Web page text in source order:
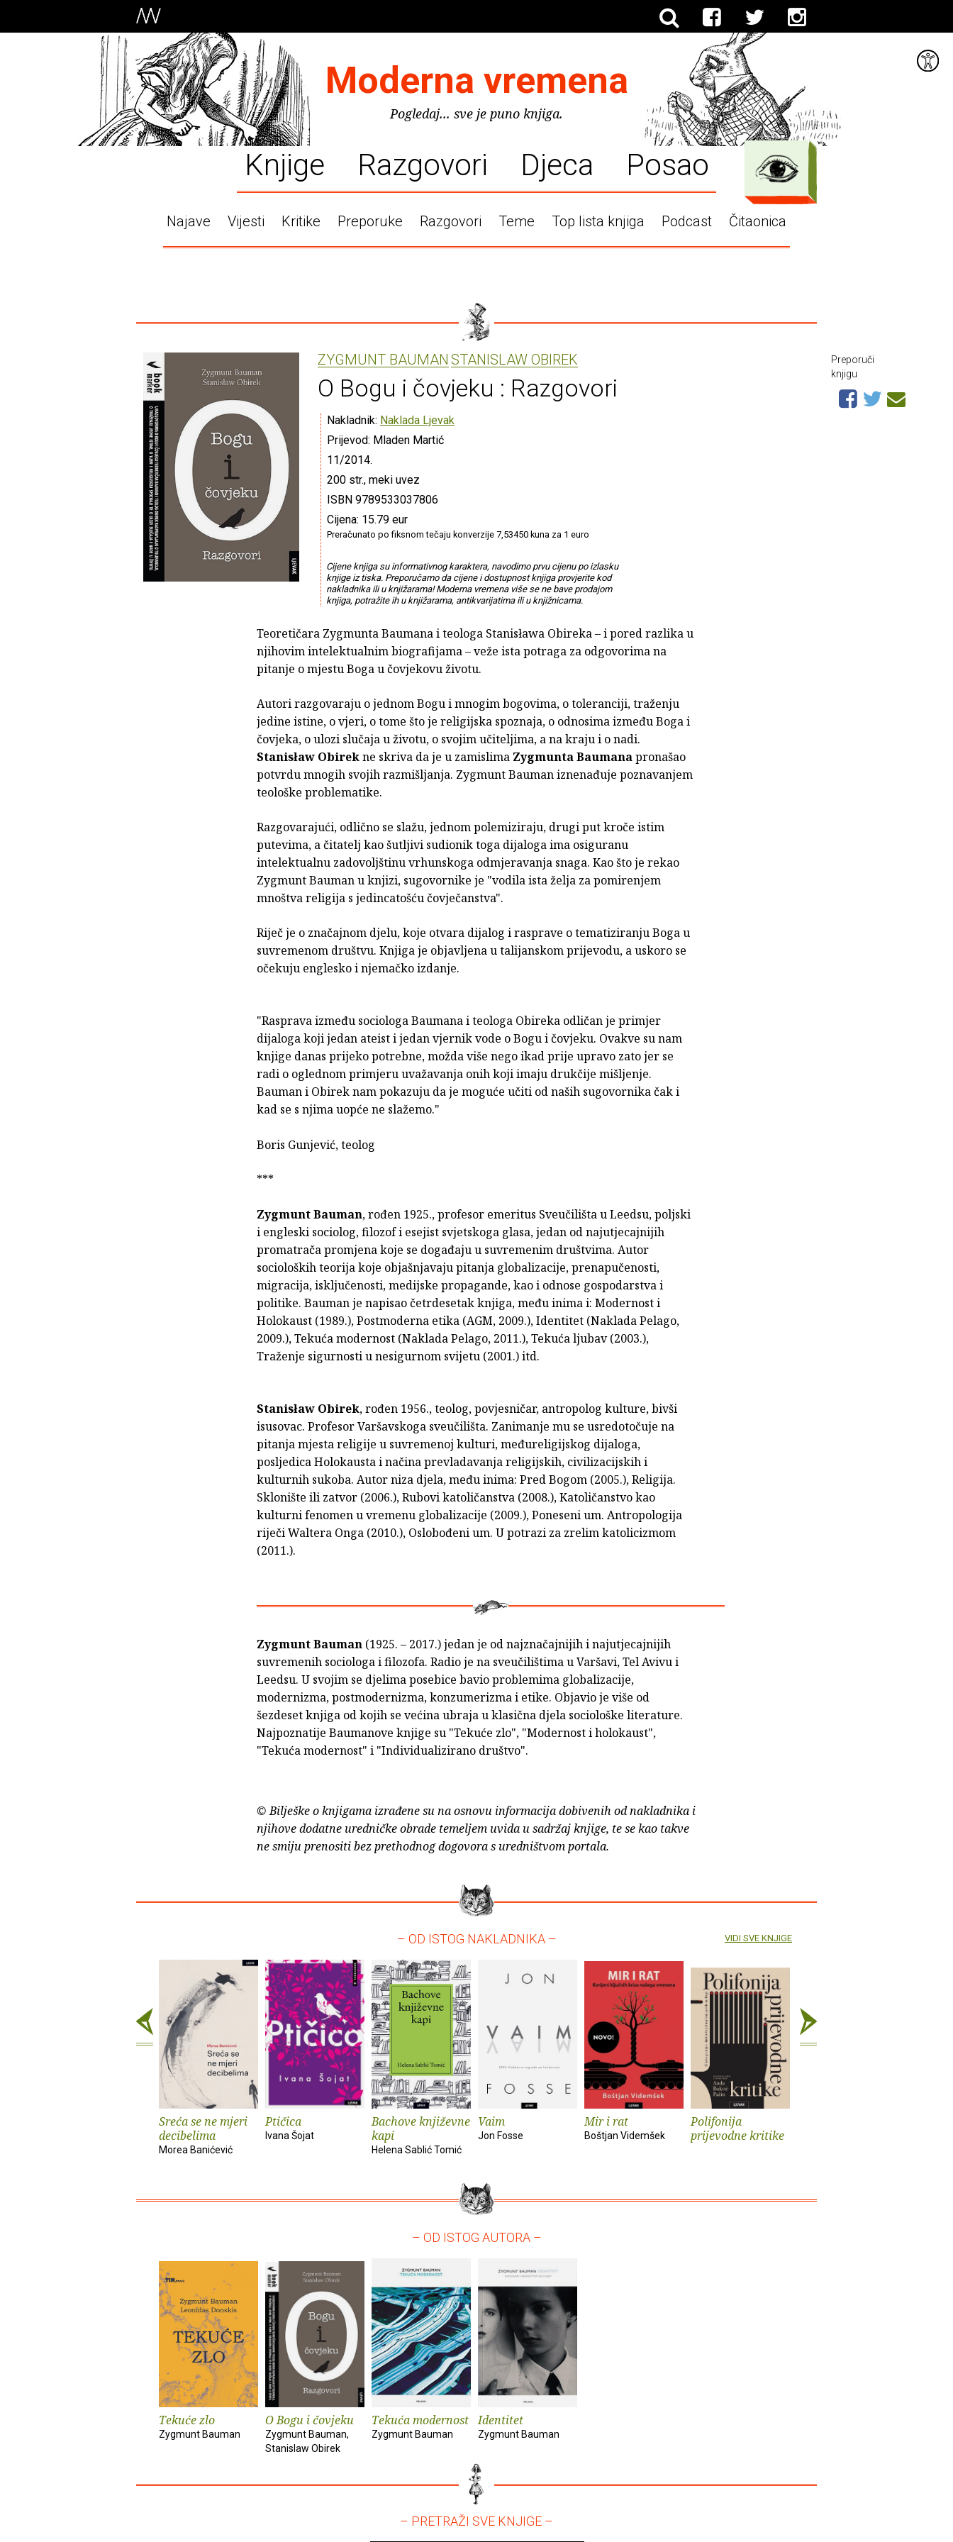
Moderna vremena
Pogledaj... sve je puno knjiga.
Knjige Razgovori Djeca Posao
Najave Vijesti Kritike Preporuke Razgovori Teme Top lista knjiga Podcast Čitaonica
ZYGMUNT BAUMAN STANISLAW OBIREK
O Bogu i čovjeku : Razgovori
Nakladnik: Naklada Ljevak
Prijevod: Mladen Martić
11/2014.
200 str., meki uvez
ISBN 9789533037806
Cijena: 15.79 eur
Preračunato po fiksnom tečaju konverzije 7,53450 kuna za 1 euro
Cijene knjiga su informativnog karaktera, navodimo prvu cijenu po izlasku
knjige iz tiska. Preporučamo da cijene i dostupnost knjiga provjerite kod
nakladnika ili u knjižarama! Moderna vremena više se ne bave prodajom
knjiga, potražite ih u knjižarama, antikvarijatima ili u knjižnicama.
Teoretičara Zygmunta Baumana i teologa Stanisława Obireka – i pored razlika u
njihovim intelektualnim biografijama – veže ista potraga za odgovorima na
pitanje o mjestu Boga u čovjekovu životu.
Autori razgovaraju o jednom Bogu i mnogim bogovima, o toleranciji, traženju
jedine istine, o vjeri, o tome što je religijska spoznaja, o odnosima između Boga i
čovjeka, o ulozi slučaja u životu, o svojim učiteljima, a na kraju i o nadi.
Stanisław Obirekne skriva da je u zamislima Zygmunta Baumanapronašao
potvrdu mnogih svojih razmišljanja. Zygmunt Bauman iznenađuje poznavanjem
teološke problematike.
Razgovarajući, odlično se slažu, jednom polemiziraju, drugi put kroče istim
putevima, a čitatelj kao šutljivi sudionik toga dijaloga ima osiguranu
intelektualnu zadovoljštinu vrhunskoga odmjeravanja snaga. Kao što je rekao
Zygmunt Bauman u knjizi, sugovornike je "vodila ista želja za pomirenjem
mnoštva religija s jedincatošću čovječanstva".
Riječ je o značajnom djelu, koje otvara dijalog i rasprave o tematiziranju Boga u
suvremenom društvu. Knjiga je objavljena u talijanskom prijevodu, a uskoro se
očekuju englesko i njemačko izdanje.
"Rasprava između sociologa Baumana i teologa Obireka odličan je primjer
dijaloga koji jedan ateist i jedan vjernik vode o Bogu i čovjeku. Ovakve su nam
knjige danas prijeko potrebne, možda više nego ikad prije upravo zato jer se
radi o oglednom primjeru uvažavanja onih koji imaju drukčije mišljenje.
Bauman i Obirek nam pokazuju da je moguće učiti od naših sugovornika čak i
kad se s njima uopće ne slažemo."
Boris Gunjević, teolog
***
Zygmunt Bauman, rođen 1925., profesor emeritus Sveučilišta u Leedsu, poljski
i engleski sociolog, filozof i esejist svjetskoga glasa, jedan od najutjecajnijih
promatrača promjena koje se događaju u suvremenim društvima. Autor
socioloških teorija koje objašnjavaju pitanja globalizacije, prenapučenosti,
migracija, isključenosti, medijske propagande, kao i odnose gospodarstva i
politike. Bauman je napisao četrdesetak knjiga, među inima i: Modernost i
Holokaust (1989.), Postmoderna etika (AGM, 2009.), Identitet (Naklada Pelago,
2009.), Tekuća modernost (Naklada Pelago, 2011.), Tekuća ljubav (2003.),
Traženje sigurnosti u nesigurnom svijetu (2001.) itd.
Stanisław Obirek, rođen 1956., teolog, povjesničar, antropolog kulture, bivši
isusovac. Profesor Varšavskoga sveučilišta. Zanimanje mu se usredotočuje na
pitanja mjesta religije u suvremenoj kulturi, međureligijskog dijaloga,
posljedica Holokausta i načina prevladavanja religijskih, civilizacijskih i
kulturnih sukoba. Autor niza djela, među inima: Pred Bogom (2005.), Religija.
Sklonište ili zatvor (2006.), Rubovi katoličanstva (2008.), Katoličanstvo kao
kulturni fenomen u vremenu globalizacije (2009.), Poneseni um. Antropologija
riječi Waltera Onga (2010.), Oslobođeni um. U potrazi za zrelim katolicizmom
(2011.).
Zygmunt Bauman (1925. – 2017.) jedan je od najznačajnijih i najutjecajnijih
suvremenih sociologa i filozofa. Radio je na sveučilištima u Varšavi, Tel Avivu i
Leedsu. U svojim se djelima posebice bavio problemima globalizacije,
modernizma, postmodernizma, konzumerizma i etike. Objavio je više od
šezdeset knjiga od kojih se većina ubraja u klasična djela sociološke literature.
Najpoznatije Baumanove knjige su "Tekuće zlo", "Modernost i holokaust",
"Tekuća modernost" i "Individualizirano društvo".
© Bilješke o knjigama izrađene su na osnovu informacija dobivenih od nakladnika i
njihove dodatne uredničke obrade temeljem uvida u sadržaj knjige, te se kao takve
ne smiju prenositi bez prethodnog dogovora s uredništvom portala.
Preporuči
knjigu
– OD ISTOG NAKLADNIKA –
Sreća se ne mjeri
decibelima
Morea Banićević
Ptičica
Ivana Šojat
Bachove književne
kapi
Helena Sablić Tomić
Vaim
Jon Fosse
Mir i rat
Boštjan Videmšek
Polifonija
prijevodne kritike
VIDI SVE KNJIGE
– OD ISTOG AUTORA –
Tekuće zlo
Zygmunt Bauman
O Bogu i čovjeku
Zygmunt Bauman,
Stanislaw Obirek
Tekuća modernost
Zygmunt Bauman
Identitet
Zygmunt Bauman
– PRETRAŽI SVE KNJIGE –